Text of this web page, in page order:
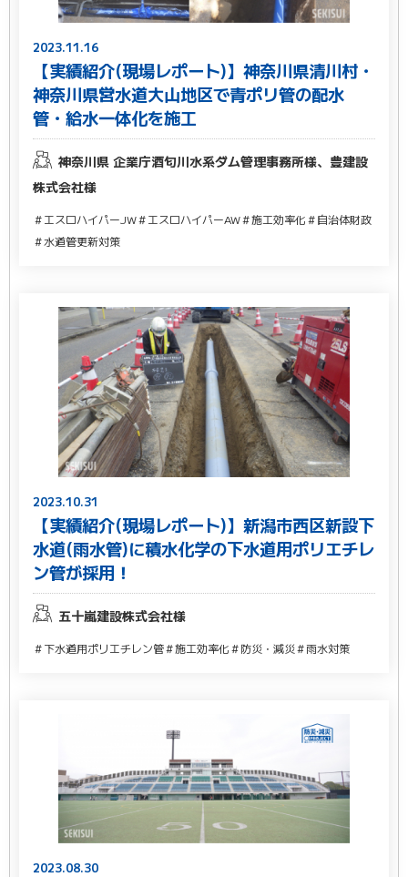
2023.11.16
【実績紹介(現場レポート)】神奈川県清川村・
神奈川県営水道大山地区で青ポリ管の配水
管・給水一体化を施工
神奈川県 企業庁酒匂川水系ダム管理事務所様、豊建設
株式会社様
＃エスロハイパーJW＃エスロハイパーAW＃施工効率化＃自治体財政
＃水道管更新対策
2023.10.31
【実績紹介(現場レポート)】新潟市西区新設下
水道(雨水管)に積水化学の下水道用ポリエチレ
ン管が採用！
五十嵐建設株式会社様
＃下水道用ポリエチレン管＃施工効率化＃防災・減災＃雨水対策
2023.08.30